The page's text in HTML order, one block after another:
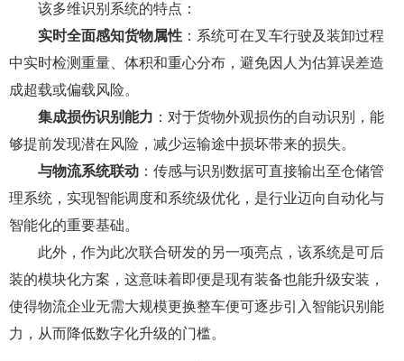
该多维识别系统的特点：
实时全面感知货物属性 ：系统可在叉车行驶及装卸过程
中实时检测重量、体积和重心分布，避免因人为估算误差造
成超载或偏载风险。
集成损伤识别能力 ：对于货物外观损伤的自动识别，能
够提前发现潜在风险，减少运输途中损坏带来的损失。
与物流系统联动 ：传感与识别数据可直接输出至仓储管
理系统，实现智能调度和系统级优化，是行业迈向自动化与
智能化的重要基础。
此外，作为此次联合研发的另一项亮点，该系统是可后
装的模块化方案，这意味着即便是现有装备也能升级安装，
使得物流企业无需大规模更换整车便可逐步引入智能识别能
力，从而降低数字化升级的门槛。